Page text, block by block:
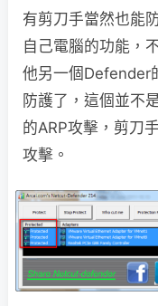
有剪刀手當然也能
自己電腦的功能，
他另一個Defender
防護了，這個並不
的ARP攻擊，剪刀
攻擊。